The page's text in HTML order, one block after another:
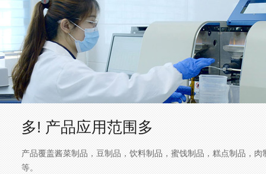
多! 产品应用范围多
产品覆盖酱菜制品，豆制品，饮料制品，蜜饯制品，糕点制品，肉
等。